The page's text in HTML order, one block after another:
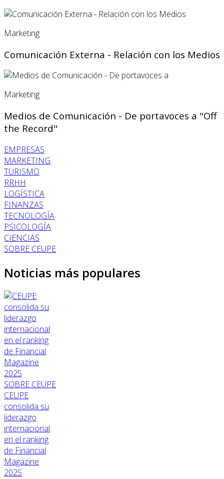
Marketing
Comunicación Externa - Relación con los Medios
Marketing
Medios de Comunicación - De portavoces a "Off
the Record"
EMPRESAS
MARKETING
TURISMO
RRHH
LOGÍSTICA
FINANZAS
TECNOLOGÍA
PSICOLOGÍA
CIENCIAS
SOBRE CEUPE
Noticias más populares
SOBRE CEUPE
CEUPE
consolida su
liderazgo
internacional
en el ranking
de Financial
Magazine
2025